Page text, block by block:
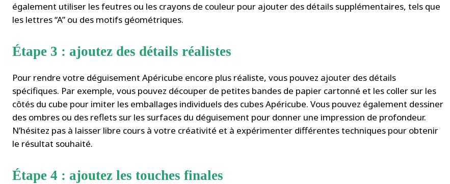
également utiliser les feutres ou les crayons de couleur pour ajouter des détails supplémentaires, tels que
les lettres “A” ou des motifs géométriques.
Étape 3 : ajoutez des détails réalistes
Pour rendre votre déguisement Apéricube encore plus réaliste, vous pouvez ajouter des détails
spécifiques. Par exemple, vous pouvez découper de petites bandes de papier cartonné et les coller sur les
côtés du cube pour imiter les emballages individuels des cubes Apéricube. Vous pouvez également dessiner
des ombres ou des reflets sur les surfaces du déguisement pour donner une impression de profondeur.
N’hésitez pas à laisser libre cours à votre créativité et à expérimenter différentes techniques pour obtenir
le résultat souhaité.
Étape 4 : ajoutez les touches finales